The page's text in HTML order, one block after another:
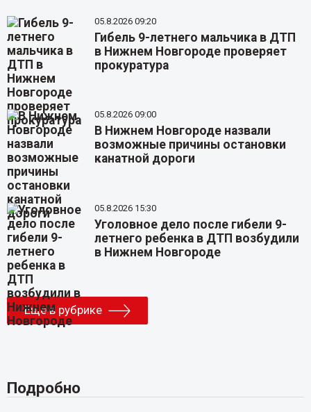
05.8.2026 09:20
Гибель 9-летнего мальчика в ДТП
в Нижнем Новгороде проверяет
прокуратура
05.8.2026 09:00
В Нижнем Новгороде назвали
возможные причины остановки
канатной дороги
05.8.2026 15:30
Уголовное дело после гибели 9-
летнего ребенка в ДТП возбудили
в Нижнем Новгороде
Еще в рубрике
Подробно